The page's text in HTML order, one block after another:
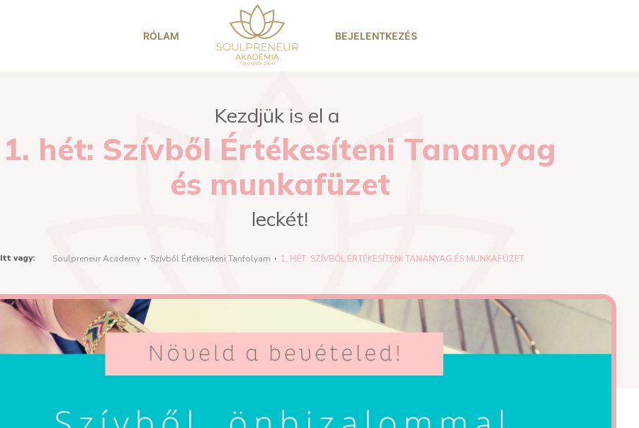
RÓLAM BEJELENTKEZÉS
Kezdjük is el a
1. hét: Szívből Értékesíteni Tananyag
és munkafüzet
leckét!
Itt vagy: Soulpreneur Academy Szívből Értékesíteni Tanfolyam 1. HÉT: SZÍVBŐL ÉRTÉKESÍTENI TANANYAG ÉS MUNKAFÜZET